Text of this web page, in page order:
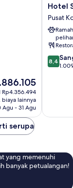
Rp4.356.494
lainnya
Agu - 31 Agu
Hotel
Subur
Pusat
Kota
Sitges
Hotel
Pusat
8.4
dari
8,4
serupa
yang memenuhi
banyak petualangan!